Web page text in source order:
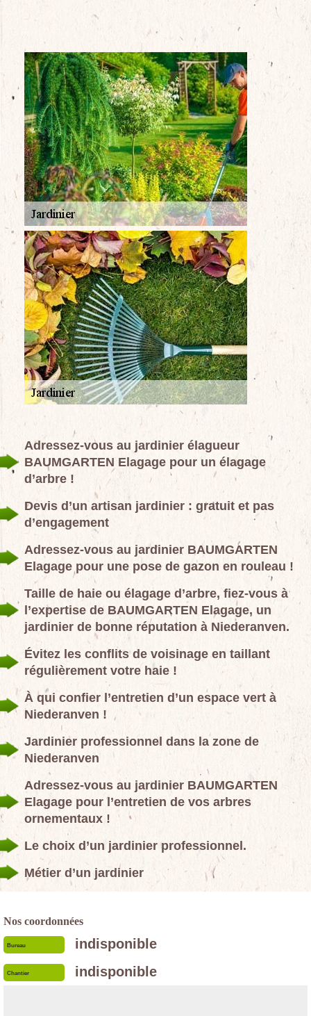
Adressez-vous au jardinier élagueur
BAUMGARTEN Elagage pour un élagage
d’arbre !
Devis d’un artisan jardinier : gratuit et pas
d’engagement
Adressez-vous au jardinier BAUMGARTEN
Elagage pour une pose de gazon en rouleau !
Taille de haie ou élagage d’arbre, fiez-vous à
l’expertise de BAUMGARTEN Elagage, un
jardinier de bonne réputation à Niederanven.
Évitez les conflits de voisinage en taillant
régulièrement votre haie !
À qui confier l’entretien d’un espace vert à
Niederanven !
Jardinier professionnel dans la zone de
Niederanven
Adressez-vous au jardinier BAUMGARTEN
Elagage pour l’entretien de vos arbres
ornementaux !
Le choix d’un jardinier professionnel.
Métier d’un jardinier
Nos coordonnées
Bureau indisponible
Chantier indisponible